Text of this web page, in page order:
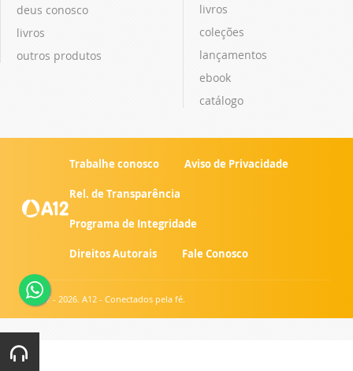
deus conosco
livros
outros produtos
livros
coleções
lançamentos
ebook
catálogo
Trabalhe conosco Aviso de Privacidade
Rel. de Transparência
Programa de Integridade
Direitos Autorais Fale Conosco
© 2007 - 2026. A12 - Conectados pela fé.